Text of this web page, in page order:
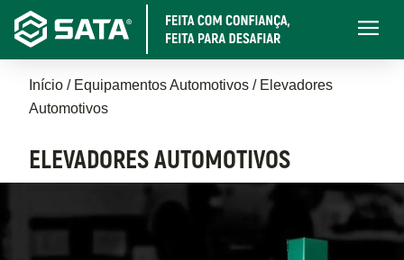
Pular
para
o
conteúdo
principal
Main
Trilha
navegação
Início Equipamentos Automotivos
Elevadores
Automotivos
ELEVADORES AUTOMOTIVOS